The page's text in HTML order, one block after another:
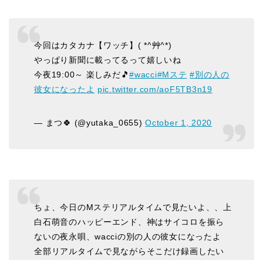
今回はカタカナ【ワッチ】( *^艸^*)
やっぱり新聞に載ってるって嬉しいね
今夜19:00～ 楽しみだ🎵#wacci#Mステ #別の人の
彼女になったよ pic.twitter.com/aoF5TB3n19
— まつ🍀 (@yutaka_0655)October 1, 2020
ちょ、今日のMステリアルタイムで見たいよ、、上
白石萌音のハッピーエンド、神はサイコロを振ら
ないの夜永唄、wacciの別の人の彼女になったよ
全部リアルタイムで見ながらそこだけ録画したい